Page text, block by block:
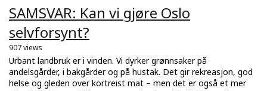
SAMSVAR: Kan vi gjøre Oslo
selvforsynt?
907 views
Urbant landbruk er i vinden. Vi dyrker grønnsaker på
andelsgårder, i bakgårder og på hustak. Det gir rekreasjon, god
helse og gleden over kortreist mat – men det er også et mer